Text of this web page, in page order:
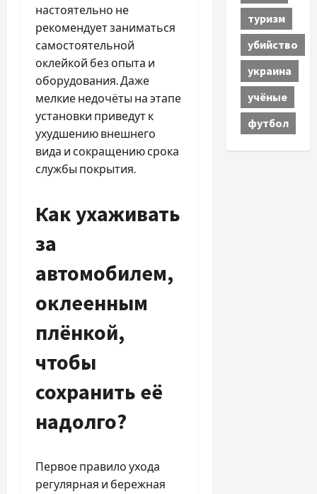
настоятельно не
рекомендует заниматься
самостоятельной
оклейкой без опыта и
оборудования. Даже
мелкие недочёты на этапе
установки приведут к
ухудшению внешнего
вида и сокращению срока
службы покрытия.
Как ухаживать
за
автомобилем,
оклеенным
плёнкой,
чтобы
сохранить её
надолго?
Первое правило ухода
регулярная и бережная
туризм
убийство
украина
учёные
футбол